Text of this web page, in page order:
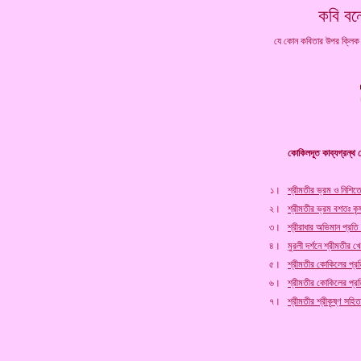
কবি
যে কোন কবিতার উপর
কোকিলদূত কাব্যগ্রন্থ
শ্রীমতীর ভ্রম ও
শ্রীমতীর ভ্রম বশতঃ
শ্রীরাধার অভিমান প্রতি
মুরলী দর্শনে শ্রীমতীর
শ্রীমতীর কোকিলের
শ্রীমতীর কোকিলের
শ্রীমতীর শ্রীকৃষ্ণ
১।
২।
৩।
৪।
৫।
৬।
৭।